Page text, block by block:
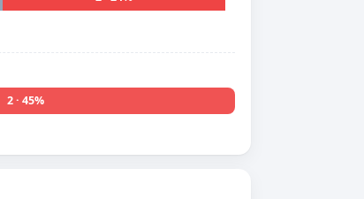
2 · 45%